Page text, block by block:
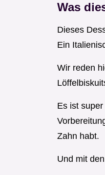
Was
Dieses
Ein
Wir reden
Es ist
Zahn habt.
Und mit